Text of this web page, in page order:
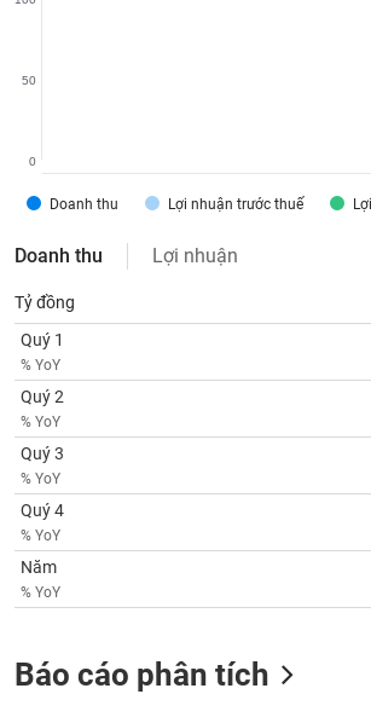
Doanh thu Lợi nhuận trước thuế
0
50
Doanh thu Lợi nhuận
Tỷ đồng
Quý 1
% YoY
Quý 2
% YoY
Quý 3
% YoY
Quý 4
% YoY
Năm
% YoY
Báo cáo phân tích
ÍCH
BẤT
ĐỘNG
SẢN
Mã
chứng
khoán
(-)
Tất cả Cổ phiếu Chỉ số
Lãnh